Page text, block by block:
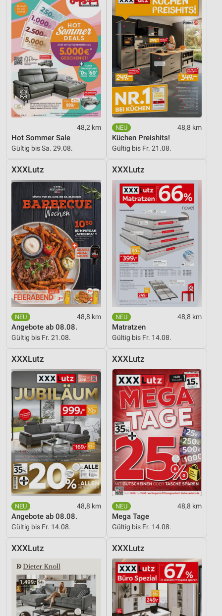
48,2 km
Hot Sommer Sale
Gültig bis Sa. 29.08.
48,8 km
Küchen Preishits!
Gültig bis Fr. 21.08.
XXXLutz
48,8 km
Angebote ab 08.08.
Gültig bis Fr. 21.08.
XXXLutz
48,8 km
Matratzen
Gültig bis Fr. 14.08.
XXXLutz
48,8 km
Angebote ab 08.08.
Gültig bis Fr. 14.08.
XXXLutz
48,8 km
Mega Tage
Gültig bis Fr. 14.08.
XXXLutz XXXLutz